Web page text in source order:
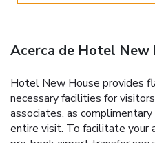
Acerca de Hotel New
Hotel New House provides
necessary facilities for
associates, as
entire visit. To facilitate your